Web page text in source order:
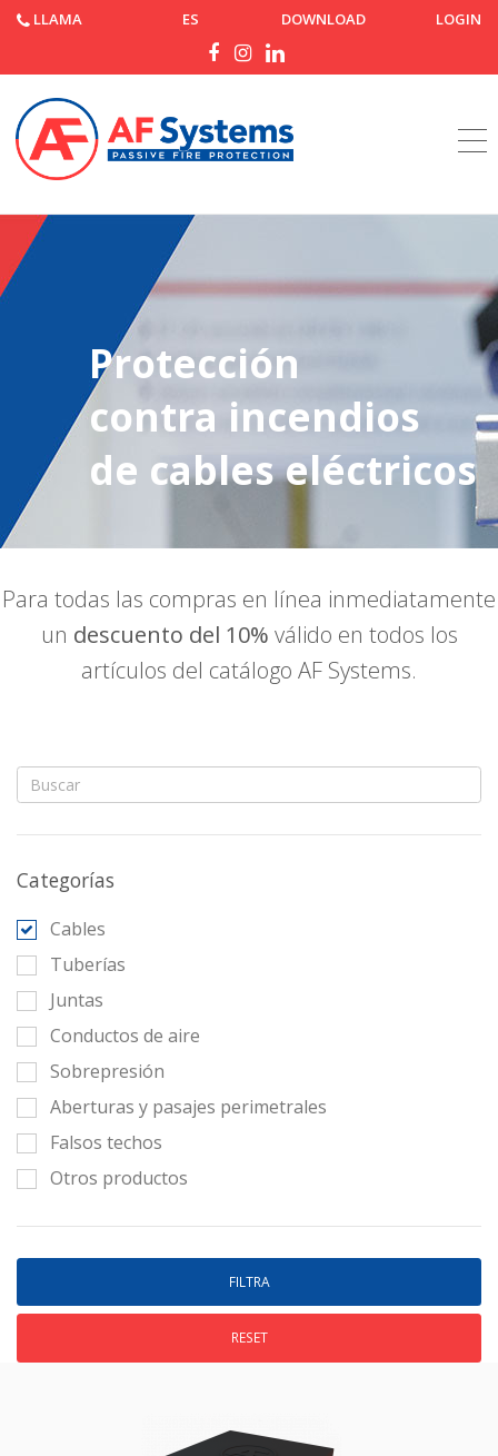
LLAMA ES DOWNLOAD LOGIN
Página de inicio
Protección
contra incendios
de cables eléctricos
Para todas las compras en línea inmediatamente
un descuento del 10% válido en todos los
artículos del catálogo AF Systems.
Categorías
Cables
Tuberías
Juntas
Conductos de aire
Sobrepresión
Aberturas y pasajes perimetrales
Falsos techos
Otros productos
RESET